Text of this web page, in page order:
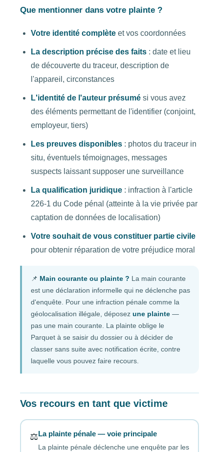
Que mentionner dans votre plainte ?
Votre identité complète et vos coordonnées
La description précise des faits : date et lieu
de découverte du traceur, description de
l'appareil, circonstances
L'identité de l'auteur présumé si vous avez
des éléments permettant de l'identifier (conjoint,
employeur, tiers)
Les preuves disponibles : photos du traceur in
situ, éventuels témoignages, messages
suspects laissant supposer une surveillance
La qualification juridique : infraction à l'article
226-1 du Code pénal (atteinte à la vie privée par
captation de données de localisation)
Votre souhait de vous constituer partie civile
pour obtenir réparation de votre préjudice moral
📌 Main courante ou plainte ? La main courante
est une déclaration informelle qui ne déclenche pas
d'enquête. Pour une infraction pénale comme la
géolocalisation illégale, déposez une plainte —
pas une main courante. La plainte oblige le
Parquet à se saisir du dossier ou à décider de
classer sans suite avec notification écrite, contre
laquelle vous pouvez faire recours.
Vos recours en tant que victime
⚖️ La plainte pénale — voie principale
La plainte pénale déclenche une enquête par les